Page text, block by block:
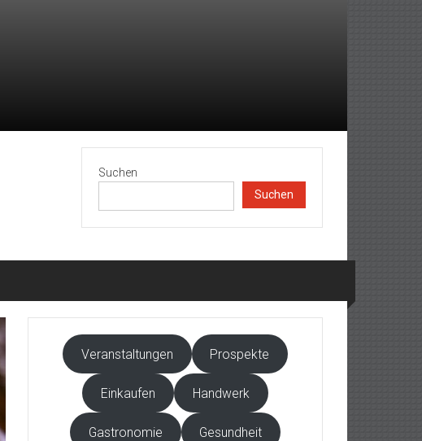
Suchen
Suchen
Veranstaltungen Prospekte
Einkaufen Handwerk
Gastronomie Gesundheit